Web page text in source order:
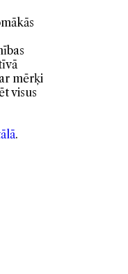
mērķi
visus
.